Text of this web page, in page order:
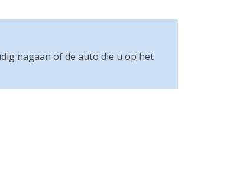
nagaan of de auto die u op het